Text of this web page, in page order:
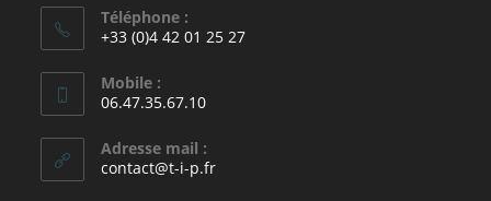
Téléphone :
+33 (0)4 42 01 25 27
Mobile :
06.47.35.67.10
Adresse mail :
contact@t-i-p.fr